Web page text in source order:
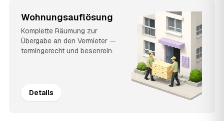
Wohnungsauflösung
Komplette Räumung zur
Übergabe an den Vermieter —
termingerecht und besenrein.
Details